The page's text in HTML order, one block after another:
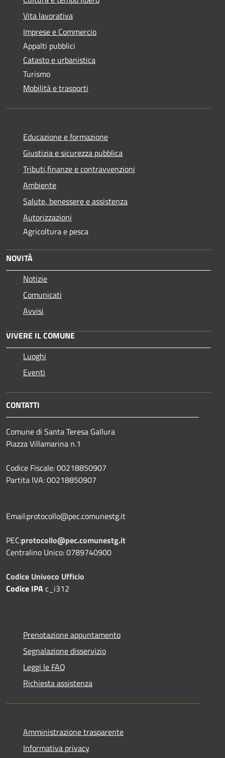
Vita lavorativa
Imprese e Commercio
Appalti pubblici
Catasto e urbanistica
Turismo
Mobilità e trasporti
Educazione e formazione
Giustizia e sicurezza pubblica
Tributi,finanze e contravvenzioni
Ambiente
Salute, benessere e assistenza
Autorizzazioni
Agricoltura e pesca
NOVITÀ
Notizie
Comunicati
Avvisi
VIVERE IL COMUNE
Luoghi
Eventi
CONTATTI
Comune di Santa Teresa Gallura
Piazza Villamarina n.1
Codice Fiscale: 00218850907
Partita IVA: 00218850907
Email:protocollo@pec.comunestg.it
PEC:protocollo@pec.comunestg.it
Centralino Unico: 0789740900
Codice Univoco Ufficio
Codice IPAc_i312
Prenotazione appuntamento
Segnalazione disservizio
Leggi le FAQ
Richiesta assistenza
Amministrazione trasparente
Informativa privacy